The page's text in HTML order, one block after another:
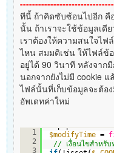
ทีนี้ ถ้าคิดซับซ้อนไปอีก คื
นั้น ถ้าเราจะใช้ข้อมูลเดี
เราต้องให้ความสนใจไ
ไหน สมมติเช่น ให้ไฟล์ข้
อยู่ได้ 90 วินาที หลังจากมี
นอกจากยังไม่มี cookie แ
ไฟล์นั้นที่เก็บข้อมูลจะต้อ
อัพเดทค่าใหม่
1
2
3
$modifyTime =
// เงื่อนไขสำหรับ